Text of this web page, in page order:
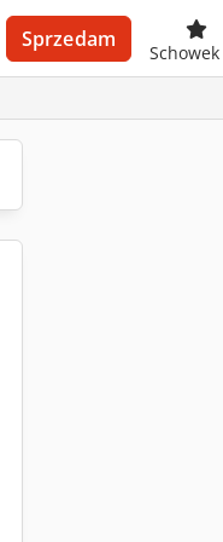
Sprzedam
Schowek